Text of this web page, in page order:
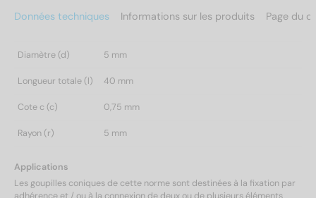
Données techniques Informations sur les produits Page du
Diamètre (d) 5 mm
Longueur totale (l) 40 mm
Cote c (c) 0,75 mm
Rayon (r) 5 mm
Applications
Les goupilles coniques de cette norme sont destinées à la fixation par
adhérence et / ou à la connexion de deux ou de plusieurs éléments